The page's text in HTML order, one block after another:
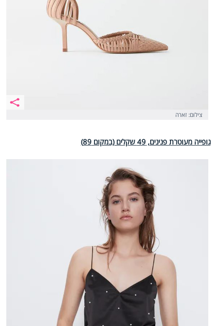
צילום: זארה
גופייה מעוטרת פנינים, 49 שקלים (במקום 89)